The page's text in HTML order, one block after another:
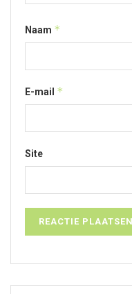
Naam *
E-mail *
Site